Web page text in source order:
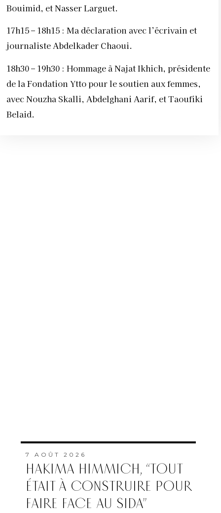
Bouimid, et Nasser Larguet.
17h15 – 18h15 : Ma déclaration avec l’écrivain et
journaliste Abdelkader Chaoui.
18h30 – 19h30 : Hommage à Najat Ikhich, présidente
de la Fondation Ytto pour le soutien aux femmes,
avec Nouzha Skalli, Abdelghani Aarif, et Taoufiki
Belaid.
7 AOÛT 2026
HAKIMA HIMMICH, “TOUT
ÉTAIT À CONSTRUIRE POUR
FAIRE FACE AU SIDA”